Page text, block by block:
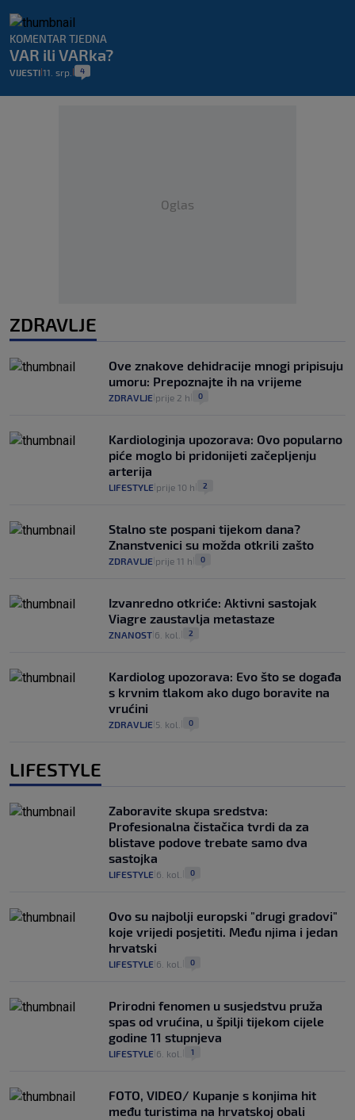
KOMENTAR TJEDNA
VAR ili VARka?
VIJESTI 11. srp. 4
Oglas
ZDRAVLJE
Ove znakove dehidracije mnogi pripisuju
umoru: Prepoznajte ih na vrijeme
ZDRAVLJE prije 2 h 0
Kardiologinja upozorava: Ovo popularno
piće moglo bi pridonijeti začepljenju
arterija
LIFESTYLE prije 10 h 2
Stalno ste pospani tijekom dana?
Znanstvenici su možda otkrili zašto
ZDRAVLJE prije 11 h 0
Izvanredno otkriće: Aktivni sastojak
Viagre zaustavlja metastaze
ZNANOST 6. kol. 2
Kardiolog upozorava: Evo što se događa
s krvnim tlakom ako dugo boravite na
vrućini
ZDRAVLJE 5. kol. 0
LIFESTYLE
Zaboravite skupa sredstva:
Profesionalna čistačica tvrdi da za
blistave podove trebate samo dva
sastojka
LIFESTYLE 6. kol. 0
Ovo su najbolji europski "drugi gradovi"
koje vrijedi posjetiti. Među njima i jedan
hrvatski
LIFESTYLE 6. kol. 0
Prirodni fenomen u susjedstvu pruža
spas od vrućina, u špilji tijekom cijele
godine 11 stupnjeva
LIFESTYLE 6. kol. 1
FOTO, VIDEO/ Kupanje s konjima hit
među turistima na hrvatskoj obali